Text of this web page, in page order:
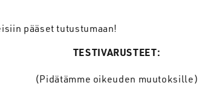
pääset tutustumaan!
TESTIVARUSTEET:
(Pidätämme oikeuden muutoksille)